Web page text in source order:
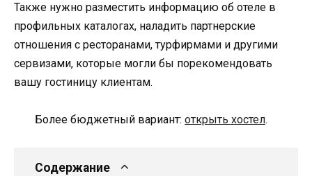
Также нужно разместить информацию об отеле в
профильных каталогах, наладить партнерские
отношения с ресторанами, турфирмами и другими
сервизами, которые могли бы порекомендовать
вашу гостиницу клиентам.
Более бюджетный вариант: открыть хостел.
Содержание